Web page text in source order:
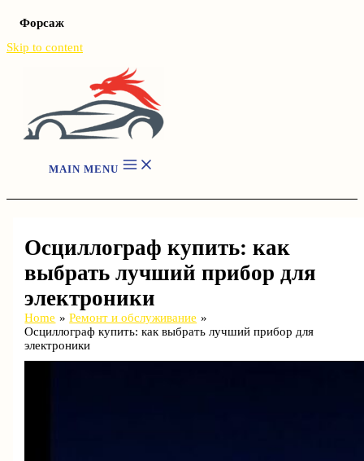
Форсаж
Skip to content
MAIN MENU
Осциллограф купить: как
выбрать лучший прибор для
электроники
Home
Ремонт и обслуживание
Осциллограф купить: как выбрать лучший прибор для
электроники